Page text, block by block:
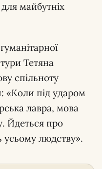
майбутніх
Тетяна
спільноту
Коли під ударом
лавра, мова
Йдеться про
людству .